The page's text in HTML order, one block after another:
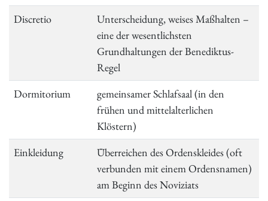
Discretio
Unterscheidung, weises Maßhalten –
eine der wesentlichsten
Grundhaltungen der Benediktus-
Regel
Dormitorium
gemeinsamer Schlafsaal (in den
frühen und mittelalterlichen
Klöstern)
Einkleidung
Überreichen des Ordenskleides (oft
verbunden mit einem Ordensnamen)
am Beginn des Noviziats